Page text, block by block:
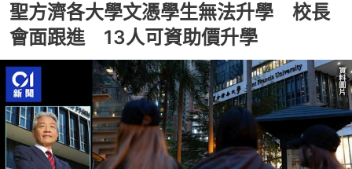
聖方濟各大學文憑學生無法升學 校長
會面跟進 13人可資助價升學